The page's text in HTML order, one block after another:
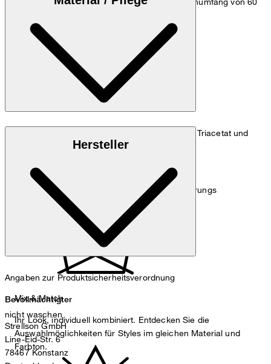
Maßtabelle
Technischer Taft mit stretchigem Finish aus 67% Triacetat und
Enthält nichttextile Teile tierischen Ursprungs
nicht waschen
Hersteller
Angaben zur Produktsicherheitsverordnung
Bevollmächtigter
Strellson GmbH
Line-Eid-Str. 6
78467 Konstanz
Mix & Match
Ihr Look, individuell kombiniert. Entdecken Sie die
Auswahlmöglichkeiten für Styles im gleichen Material und
Farbton.